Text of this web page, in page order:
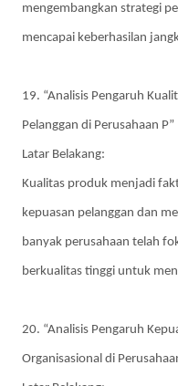
mengembangkan strategi
mencapai keberhasilan
19. “Analisis Pengaruh
Pelanggan di Perusahaan P”
Latar Belakang:
Kualitas produk menjadi
kepuasan pelanggan dan
banyak perusahaan telah
berkualitas tinggi untuk
20. “Analisis Pengaruh
Organisasional di